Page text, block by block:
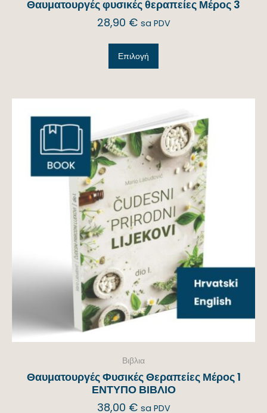
Θαυματουργές φυσικές θεραπείες Μέρος 3
28,90 € sa PDV
Επιλογή
Βιβλια
Θαυματουργές Φυσικές Θεραπείες Μέρος 1
ΕΝΤΥΠΟ ΒΙΒΛΙΟ
38,00 € sa PDV